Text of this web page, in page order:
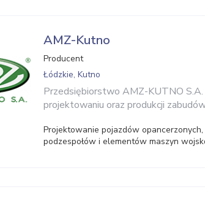
AMZ-Kutno
Producent
Łódzkie, Kutno
Przedsiębiorstwo AMZ-KUTNO S.A.
projektowaniu oraz produkcji
Projektowanie pojazdów
podzespołów i elementów maszyn